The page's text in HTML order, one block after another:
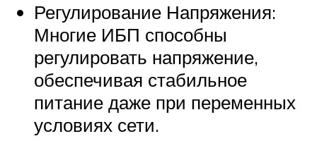
Регулирование Напряжения:
Многие ИБП способны
регулировать напряжение,
обеспечивая стабильное
питание даже при переменных
условиях сети.